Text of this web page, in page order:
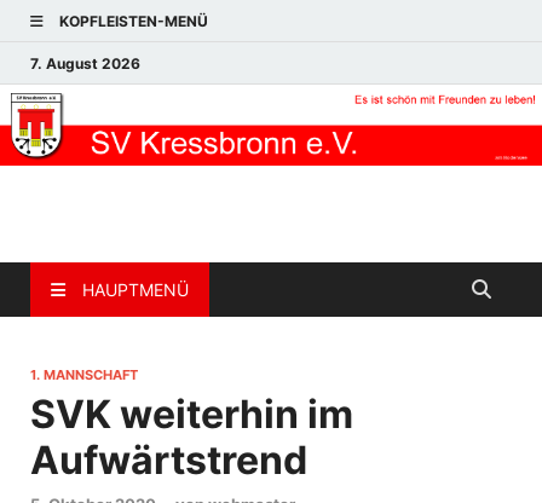
KOPFLEISTEN-MENÜ
7. August 2026
HAUPTMENÜ
1. MANNSCHAFT
SVK weiterhin im
Aufwärtstrend